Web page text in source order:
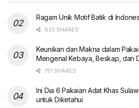
Ragam Unik Motif Batik di
825 SHARES
Keunikan dan Makna dalam
Mengenal Kebaya, Beskap, dan
751 SHARES
Ini Dia 6 Pakaian Adat Khas
untuk Diketahui